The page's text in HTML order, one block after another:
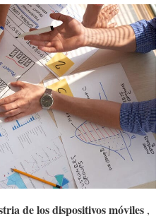
de los dispositivos móviles ,